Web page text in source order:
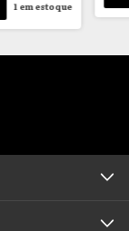
1 em estoque